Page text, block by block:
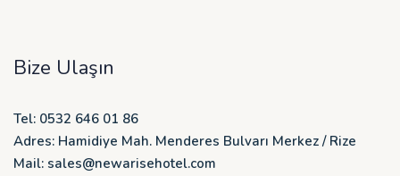
Bize Ulaşın
Tel: 0532 646 01 86
Adres: Hamidiye Mah. Menderes Bulvarı Merkez / Rize
Mail: sales@newarisehotel.com